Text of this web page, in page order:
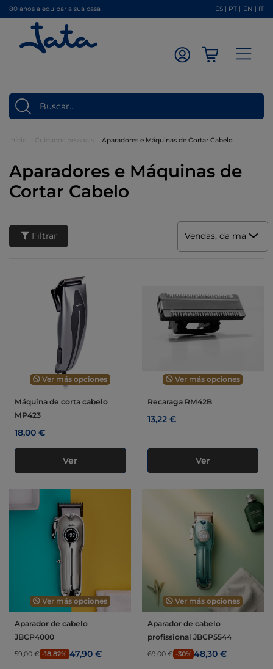
80 anos a equipar a sua casa ES PT EN IT
Início Cuidados pessoais Aparadores e Máquinas de Cortar Cabelo
Aparadores e Máquinas de
Cortar Cabelo
Filtrar Vendas, da mais
Ver más opciones
Máquina de corta cabelo
MP423
18,00 €
Ver
Ver más opciones
Recaraga RM42B
13,22 €
Ver
Ver más opciones
Aparador de cabelo
JBCP4000
59,00 € -18,82% 47,90 €
Ver más opciones
Aparador de cabelo
profissional JBCP5544
69,00 € -30% 48,30 €